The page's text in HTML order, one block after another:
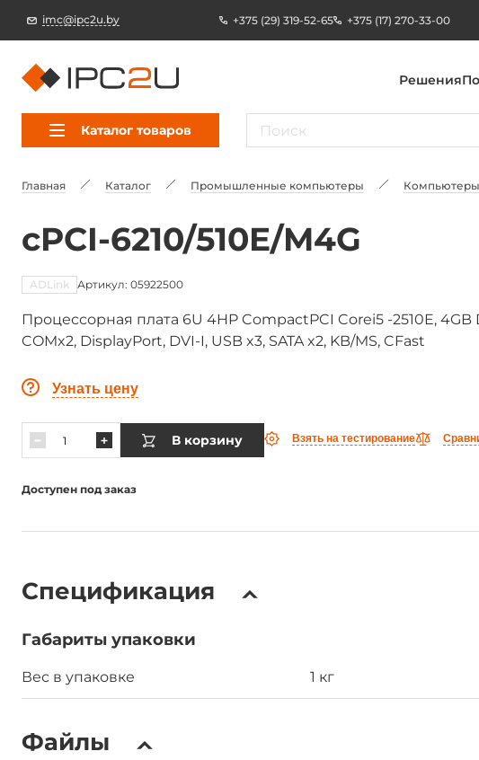
imc@ipc2u.by +375 (29) 319-52-65 +375 (17) 270-33-00
Решения
Каталог товаров
Главная Каталог Промышленные компьютеры Компьютеры
cPCI-6210/510E/M4G
ADLink Артикул: 05922500
Процессорная плата 6U 4HP CompactPCI Corei5 -2510E, 4GB
COMx2, DisplayPort, DVI-I, USB x3, SATA x2, KB/MS, CFast
Узнать цену
В корзину Взять на тестирование
Доступен под заказ
Спецификация
Габариты упаковки
Вес в упаковке 1 кг
Файлы